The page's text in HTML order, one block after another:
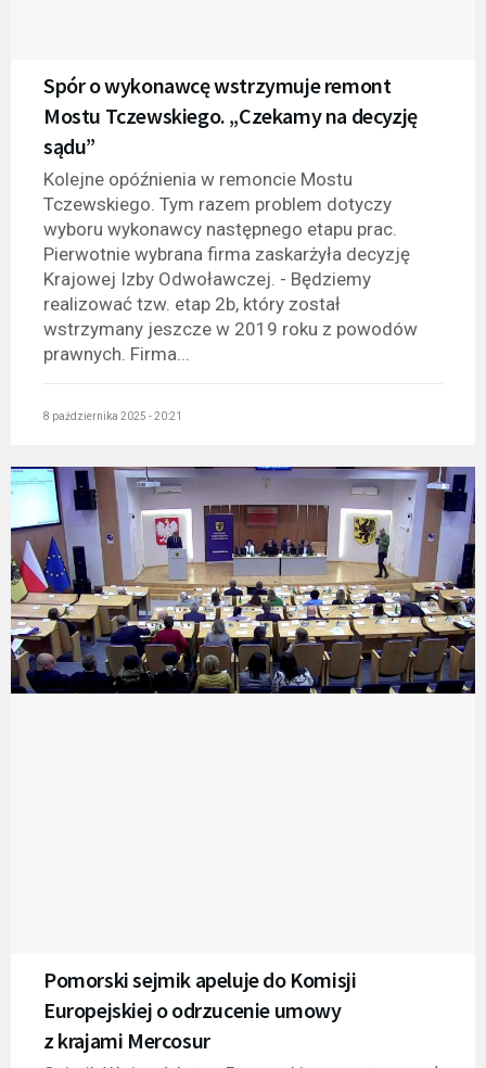
Spór o wykonawcę wstrzymuje remont
Mostu Tczewskiego. „Czekamy na decyzję
sądu”
Kolejne opóźnienia w remoncie Mostu
Tczewskiego. Tym razem problem dotyczy
wyboru wykonawcy następnego etapu prac.
Pierwotnie wybrana firma zaskarżyła decyzję
Krajowej Izby Odwoławczej. - Będziemy
realizować tzw. etap 2b, który został
wstrzymany jeszcze w 2019 roku z powodów
prawnych. Firma...
8 października 2025 - 20:21
Pomorski sejmik apeluje do Komisji
Europejskiej o odrzucenie umowy
z krajami Mercosur